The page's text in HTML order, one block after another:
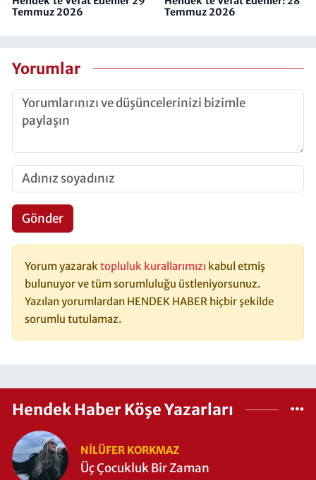
Temmuz 2026
Temmuz 2026
Yorumlar
Gönder
Yorum yazaraktopluluk kurallarımızı kabul etmiş
bulunuyor ve tüm sorumluluğu üstleniyorsunuz.
Yazılan yorumlardan HENDEK HABER hiçbir şekilde
sorumlu tutulamaz.
Hendek Haber Köşe Yazarları
NILÜFER KORKMAZ
Üç Çocukluk Bir Zaman